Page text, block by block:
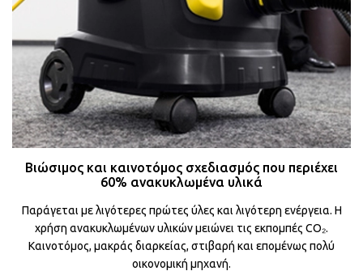
Βιώσιμος και καινοτόμος σχεδιασμός που περιέχει
60% ανακυκλωμένα υλικά
Παράγεται με λιγότερες πρώτες ύλες και λιγότερη ενέργεια. Η
χρήση ανακυκλωμένων υλικών μειώνει τις εκπομπές CO₂.
Καινοτόμος, μακράς διαρκείας, στιβαρή και επομένως πολύ
οικονομική μηχανή.